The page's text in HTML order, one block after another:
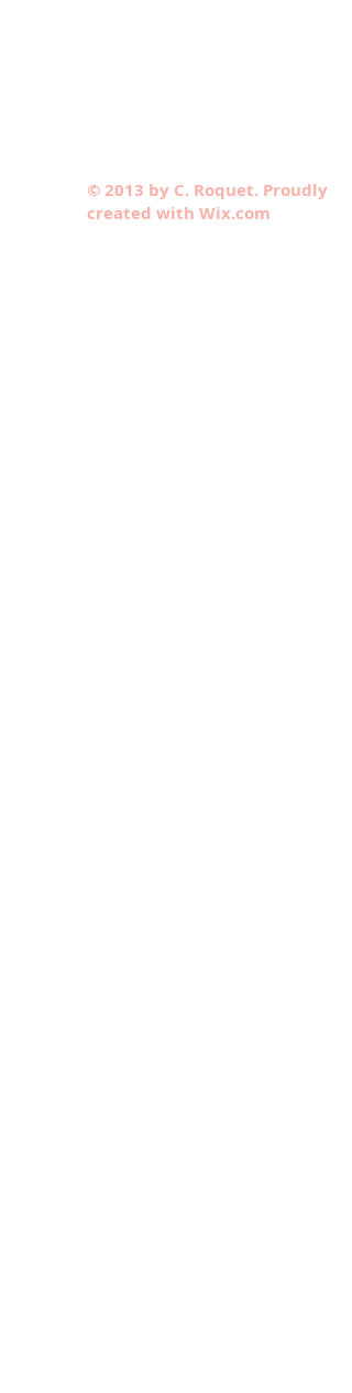
© 2013 by C. Roquet. Proudly
created with Wix.com